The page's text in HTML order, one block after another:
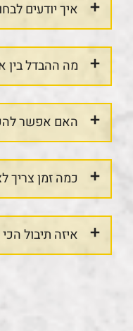
איך יודעים
מה ההבדל בין
האם אפשר
כמה זמן צריך
איזה תיבול